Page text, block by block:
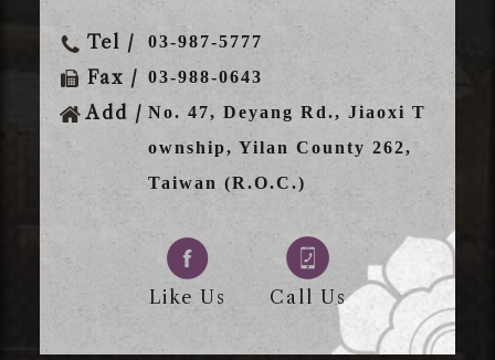
Tel / 03-987-5777
Fax / 03-988-0643
Add / No. 47, Deyang Rd., Jiaoxi T
ownship, Yilan County 262,
Taiwan (R.O.C.)
Like Us Call Us